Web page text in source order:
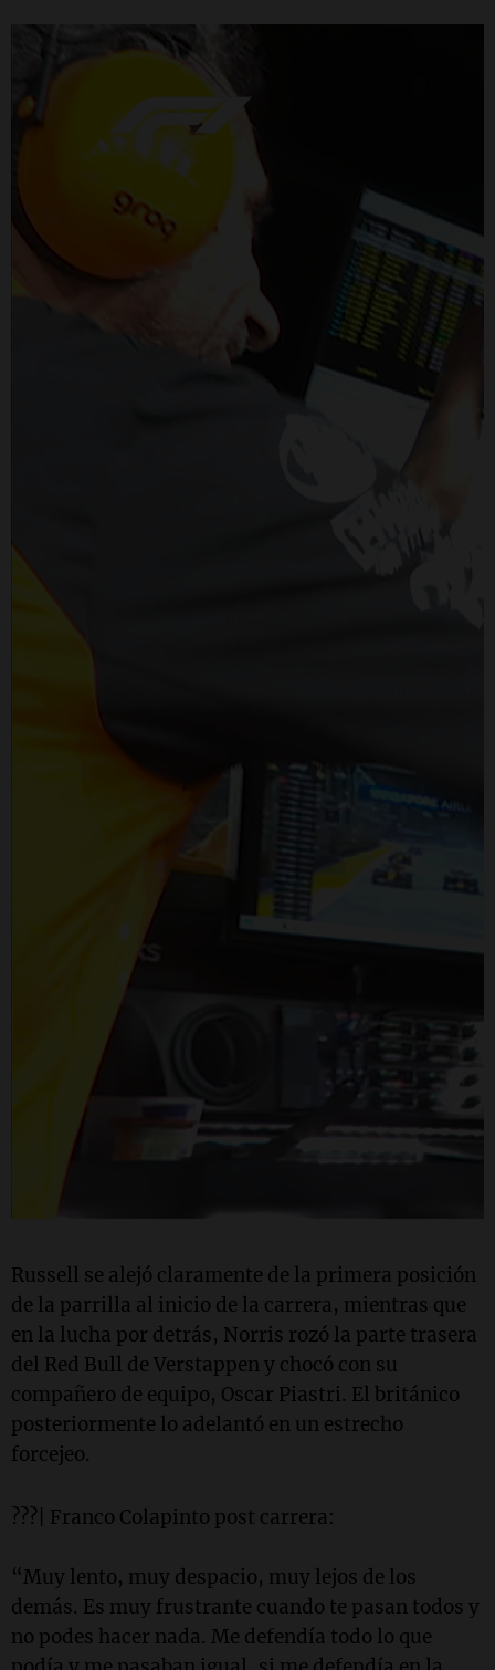
Russell se alejó claramente de la primera posición
de la parrilla al inicio de la carrera, mientras que
en la lucha por detrás, Norris rozó la parte trasera
del Red Bull de Verstappen y chocó con su
compañero de equipo, Oscar Piastri. El británico
posteriormente lo adelantó en un estrecho
forcejeo.
???| Franco Colapinto post carrera:
“Muy lento, muy despacio, muy lejos de los
demás. Es muy frustrante cuando te pasan todos y
no podes hacer nada. Me defendía todo lo que